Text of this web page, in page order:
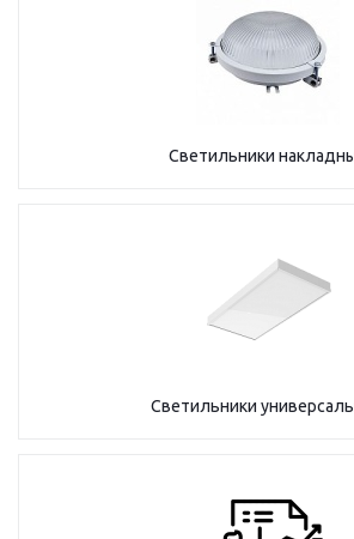
Светильники
Светильники